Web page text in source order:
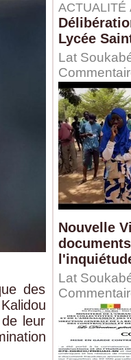
des
leur
ACTUALITÉ
Lycée
Lat
Nouvelle
Lat